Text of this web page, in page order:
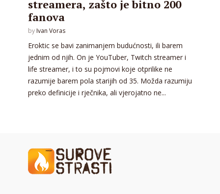
streamera, zašto je bitno 200
fanova
by Ivan Voras
Eroktic se bavi zanimanjem budućnosti, ili barem
jednim od njih. On je YouTuber, Twitch streamer i
life streamer, i to su pojmovi koje otprilike ne
razumije barem pola starijih od 35. Možda razumiju
preko definicije i rječnika, ali vjerojatno ne...